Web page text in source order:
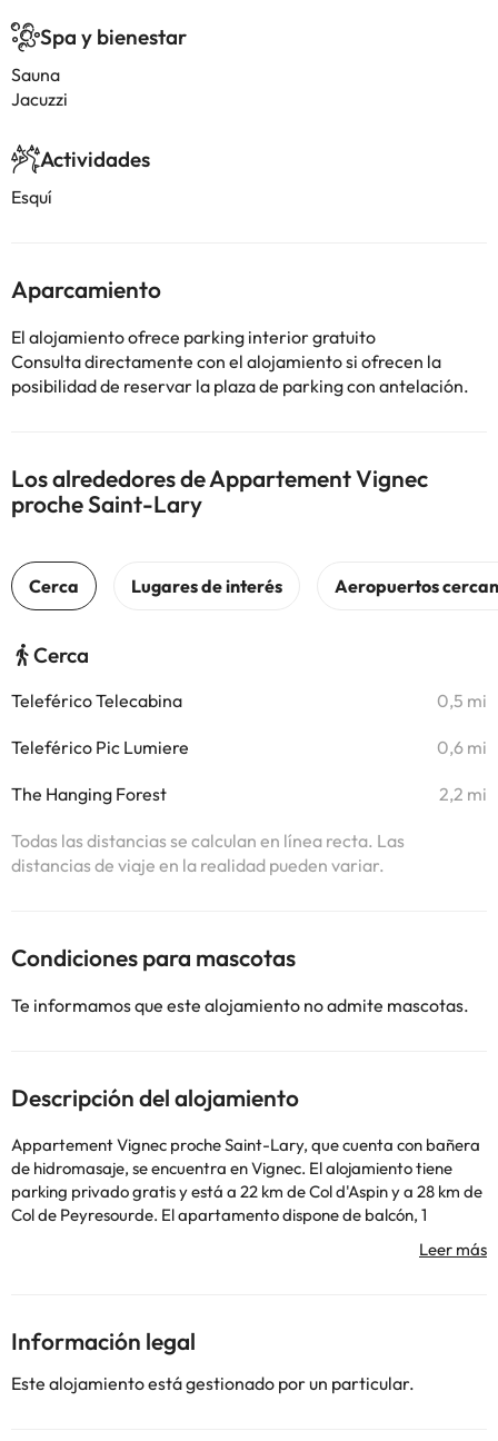
Spa y bienestar
Sauna
Jacuzzi
Actividades
Esquí
Aparcamiento
El alojamiento ofrece parking interior gratuito
Consulta directamente con el alojamiento si ofrecen la
posibilidad de reservar la plaza de parking con antelación.
Los alrededores de Appartement Vignec
proche Saint-Lary
Cerca
Teleférico Telecabina 0,5 mi
Teleférico Pic Lumiere 0,6 mi
The Hanging Forest 2,2 mi
Todas las distancias se calculan en línea recta. Las
distancias de viaje en la realidad pueden variar.
Condiciones para mascotas
Te informamos que este alojamiento no admite mascotas.
Descripción del alojamiento
Appartement Vignec proche Saint-Lary, que cuenta con bañera
de hidromasaje, se encuentra en Vignec. El alojamiento tiene
parking privado gratis y está a 22 km de Col d'Aspin y a 28 km de
Col de Peyresourde. El apartamento dispone de balcón, 1
dormitorio, sala de estar y zona de cocina bien equipada. Se
km.
En este alojamiento no se pueden celebrar despedidas de soltero
o soltera ni fiestas similares. Gestionado por un particular
Información legal
Este alojamiento está gestionado por un particular.